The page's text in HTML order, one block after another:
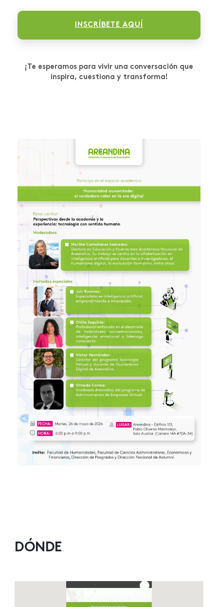
INSCRÍBETE AQUÍ
¡Te esperamos para vivir una conversación que
inspira, cuestiona y transforma!
DÓNDE